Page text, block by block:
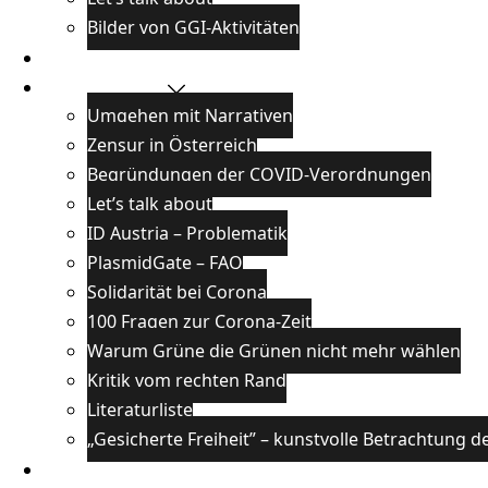
Bilder von GGI-Aktivitäten
Wissenswertes
Umgehen mit Narrativen
Zensur in Österreich
Begründungen der COVID-Verordnungen
Let’s talk about
ID Austria – Problematik
PlasmidGate – FAQ
Solidarität bei Corona
100 Fragen zur Corona-Zeit
Warum Grüne die Grünen nicht mehr wählen
Kritik vom rechten Rand
Literaturliste
„Gesicherte Freiheit” – kunstvolle Betrachtung
Veranstaltungen